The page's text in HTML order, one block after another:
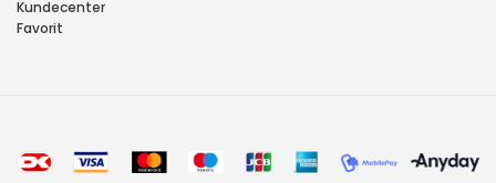
Kundecenter
Favorit